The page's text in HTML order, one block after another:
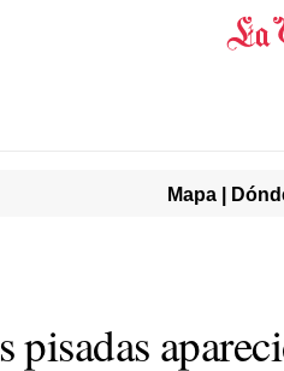
Mapa |
pisadas